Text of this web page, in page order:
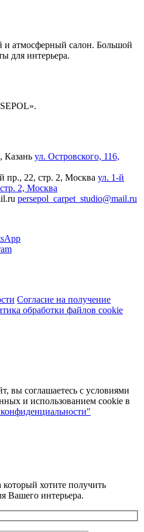
и атмосферный салон. Большой
для интерьера.
ул. Островского, 116,
ул. 1-й
2, Москва
persepol_carpet_studio@mail.ru
Согласие на получение
обработки файлов cookie
вы соглашаетесь с условиями
и использованием cookie в
хотите получить
Вашего интерьера.